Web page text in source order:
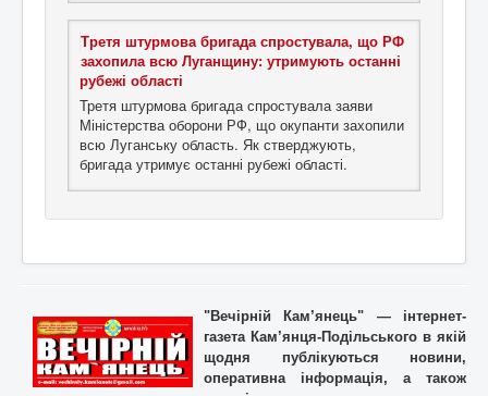
Третя штурмова бригада спростувала, що РФ
захопила всю Луганщину: утримують останні
рубежі області
Третя штурмова бригада спростувала заяви
Міністерства оборони РФ, що окупанти захопили
всю Луганську область. Як стверджують,
бригада утримує останні рубежі області.
"Вечірній Кам’янець" — інтернет-
газета Кам’янця-Подільського в якій
щодня публікуються новини,
оперативна інформація, а також